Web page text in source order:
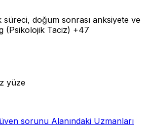
süreci, doğum sonrası anksiyete ve
(Psikolojik Taciz) +47
yüze
sorunu Alanındaki Uzmanları